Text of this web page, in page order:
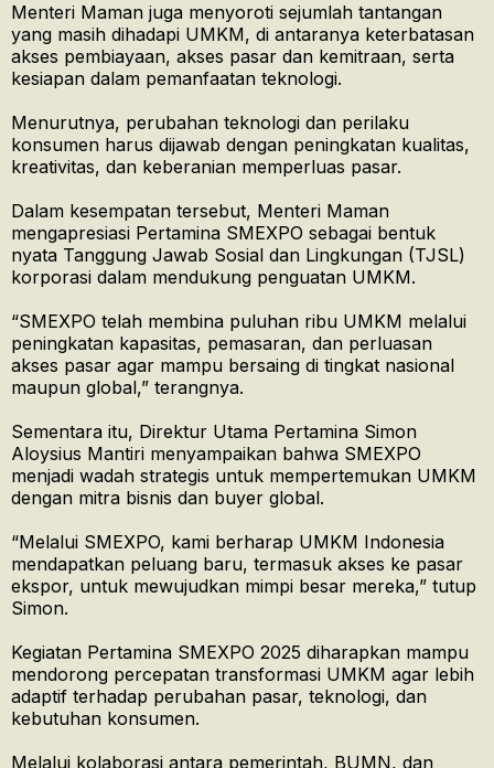
Menteri Maman juga menyoroti sejumlah tantangan
yang masih dihadapi UMKM, di antaranya keterbatasan
akses pembiayaan, akses pasar dan kemitraan, serta
kesiapan dalam pemanfaatan teknologi.
Menurutnya, perubahan teknologi dan perilaku
konsumen harus dijawab dengan peningkatan kualitas,
kreativitas, dan keberanian memperluas pasar.
Dalam kesempatan tersebut, Menteri Maman
mengapresiasi Pertamina SMEXPO sebagai bentuk
nyata Tanggung Jawab Sosial dan Lingkungan (TJSL)
korporasi dalam mendukung penguatan UMKM.
“SMEXPO telah membina puluhan ribu UMKM melalui
peningkatan kapasitas, pemasaran, dan perluasan
akses pasar agar mampu bersaing di tingkat nasional
maupun global,” terangnya.
Sementara itu, Direktur Utama Pertamina Simon
Aloysius Mantiri menyampaikan bahwa SMEXPO
menjadi wadah strategis untuk mempertemukan UMKM
dengan mitra bisnis dan buyer global.
“Melalui SMEXPO, kami berharap UMKM Indonesia
mendapatkan peluang baru, termasuk akses ke pasar
ekspor, untuk mewujudkan mimpi besar mereka,” tutup
Simon.
Kegiatan Pertamina SMEXPO 2025 diharapkan mampu
mendorong percepatan transformasi UMKM agar lebih
adaptif terhadap perubahan pasar, teknologi, dan
kebutuhan konsumen.
Melalui kolaborasi antara pemerintah, BUMN, dan